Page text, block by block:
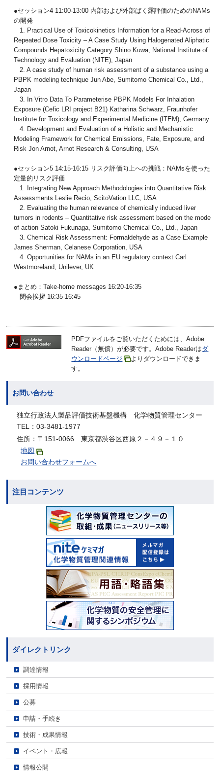
●セッション4 11:00-13:00 内部および外部ばく露評価のためのNAMs
の開発
1. Practical Use of Toxicokinetics Information for a Read-Across of
Repeated Dose Toxicity – A Case Study Using Halogenated Aliphatic
Compounds Hepatoxicity Category Shino Kuwa, National Institute of
Technology and Evaluation (NITE), Japan
2. A case study of human risk assessment of a substance using a
PBPK modeling technique Jun Abe, Sumitomo Chemical Co., Ltd.,
Japan
3. In Vitro Data To Parameterise PBPK Models For Inhalation
Exposure (Cefic LRI project B21) Katharina Schwarz, Fraunhofer
Institute for Toxicology and Experimental Medicine (ITEM), Germany
4. Development and Evaluation of a Holistic and Mechanistic
Modeling Framework for Chemical Emissions, Fate, Exposure, and
Risk Jon Arnot, Arnot Research & Consulting, USA
●セッション5 14:15-16:15 リスク評価向上への挑戦：NAMsを使った
定量的リスク評価
1. Integrating New Approach Methodologies into Quantitative Risk
Assessments Leslie Recio, ScitoVation LLC, USA
2. Evaluating the human relevance of chemically induced liver
tumors in rodents – Quantitative risk assessment based on the mode
of action Satoki Fukunaga, Sumitomo Chemical Co., Ltd., Japan
3. Chemical Risk Assessment: Formaldehyde as a Case Example
James Sherman, Celanese Corporation, USA
4. Opportunities for NAMs in an EU regulatory context Carl
Westmoreland, Unilever, UK
●まとめ：Take-home messages 16:20-16:35
閉会挨拶 16:35-16:45
PDFファイルをご覧いただくためには、Adobe
Reader（無償）が必要です。Adobe Readerはダ
ウンロードページ
よりダウンロードできま
す。
お問い合わせ
独立行政法人製品評価技術基盤機構 化学物質管理センター
TEL：03-3481-1977
住所：〒151-0066 東京都渋谷区西原２－４９－１０
地図
お問い合わせフォームへ
注目コンテンツ
ダイレクトリンク
調達情報
採用情報
公募
申請・手続き
技術・成果情報
イベント・広報
情報公開